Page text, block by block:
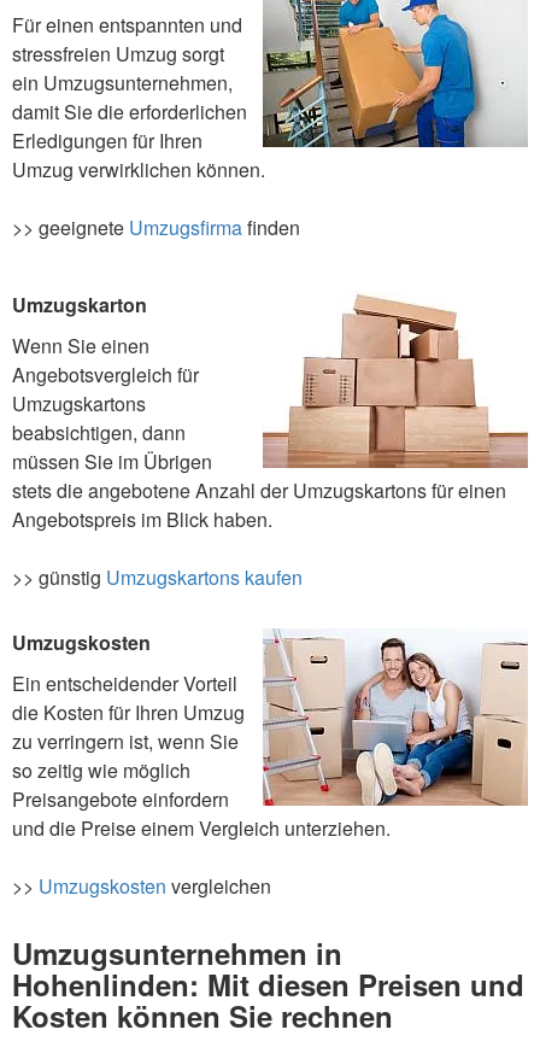
Für einen entspannten und
stressfreien Umzug sorgt
ein Umzugsunternehmen,
damit Sie die erforderlichen
Erledigungen für Ihren
Umzug verwirklichen können.
>> geeignete Umzugsfirmafinden
Umzugskarton
Wenn Sie einen
Angebotsvergleich für
Umzugskartons
beabsichtigen, dann
müssen Sie im Übrigen
stets die angebotene Anzahl der Umzugskartons für einen
Angebotspreis im Blick haben.
>> günstig Umzugskartons kaufen
Umzugskosten
Ein entscheidender Vorteil
die Kosten für Ihren Umzug
zu verringern ist, wenn Sie
so zeitig wie möglich
Preisangebote einfordern
und die Preise einem Vergleich unterziehen.
>> Umzugskosten vergleichen
Umzugsunternehmen in
Hohenlinden: Mit diesen Preisen und
Kosten können Sie rechnen